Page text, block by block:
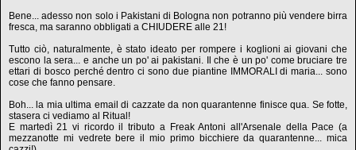
Bene... adesso non solo i Pakistani di Bologna non potranno più vendere birra
fresca, ma saranno obbligati a CHIUDERE alle 21!
Tutto ciò, naturalmente, è stato ideato per rompere i koglioni ai giovani che
escono la sera... e anche un po' ai pakistani. Il che è un po' come bruciare tre
ettari di bosco perché dentro ci sono due piantine IMMORALI di maria... sono
cose che fanno pensare.
Boh... la mia ultima email di cazzate da non quarantenne finisce qua. Se fotte,
stasera ci vediamo al Ritual!
E martedì 21 vi ricordo il tributo a Freak Antoni all'Arsenale della Pace (a
mezzanotte mi vedrete bere il mio primo bicchiere da quarantenne... mica